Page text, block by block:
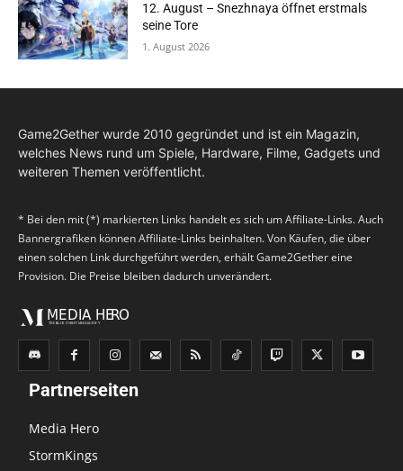
12. August – Snezhnaya öffnet erstmals
seine Tore
1. August 2026
Game2Gether wurde 2010 gegründet und ist ein Magazin,
welches News rund um Spiele, Hardware, Filme, Gadgets und
weiteren Themen veröffentlicht.
* Bei den mit (*) markierten Links handelt es sich um Affiliate-Links. Auch
Bannergrafiken können Affiliate-Links beinhalten. Von Käufen, die über
einen solchen Link durchgeführt werden, erhält Game2Gether eine
Provision. Die Preise bleiben dadurch unverändert.
Partnerseiten
Media Hero
StormKings